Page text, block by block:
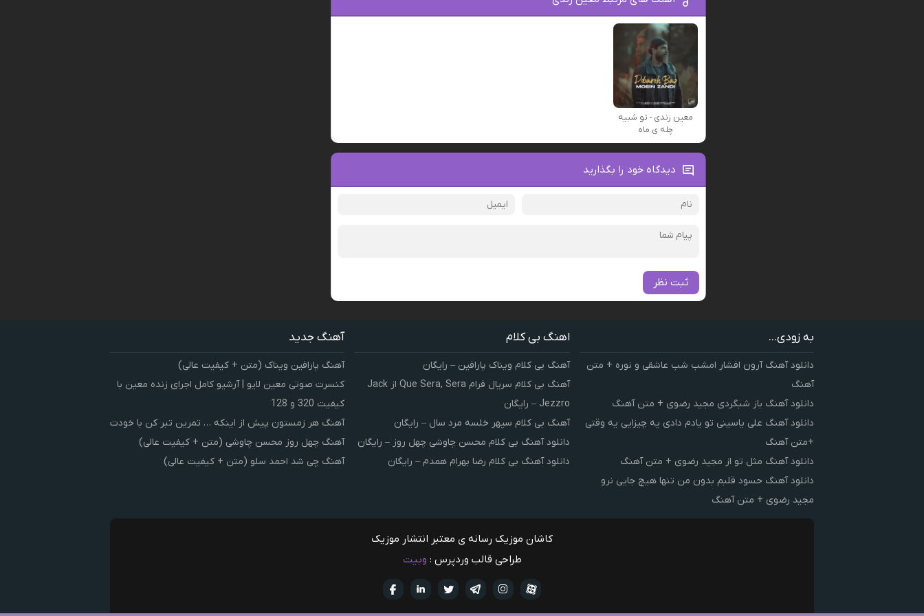
معین زندی - تو شبیه
چله ی ماه
دیدگاه خود را بگذارید
ثبت نظر
به زودی...
دانلود آهنگ آرون افشار امشب شب عاشقی و نوره + متن
آهنگ
دانلود آهنگ باز شبگردی مجید رضوی + متن آهنگ
دانلود آهنگ علی یاسینی تو یادم دادی یه چیزایی یه وقتی
+متن آهنگ
دانلود آهنگ مثل تو از مجید رضوی + متن آهنگ
دانلود آهنگ حسود قلبم بدون من تنها هیچ جایی نرو
مجید رضوی + متن آهنگ
اهنگ بی کلام
آهنگ بی کلام ویناک پارافین – رایگان
آهنگ بی کلام سریال فرام Que Sera, Sera از Jack
Jezzro – رایگان
آهنگ بی کلام سپهر خلسه مرد سال – رایگان
دانلود آهنگ بی کلام محسن چاوشی چهل روز – رایگان
دانلود آهنگ بی کلام رضا بهرام همدم – رایگان
آهنگ جدید
آهنگ پارافین ویناک (متن + کیفیت عالی)
کنسرت صوتی معین لایو | آرشیو کامل اجرای زنده معین با
کیفیت 320 و 128
آهنگ هر زمستون پیش از اینکه … تمرین تبر کن با خودت
آهنگ چهل روز محسن چاوشی (متن + کیفیت عالی)
آهنگ چی شد احمد سلو (متن + کیفیت عالی)
کاشان موزیک رسانه ی معتبر انتشار موزیک
طراحی قالب وردپرس : وبیت
تويتر تلگرام
اینستاگرام آپارات